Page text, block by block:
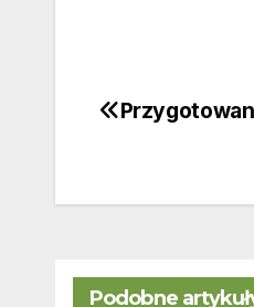
Podobne